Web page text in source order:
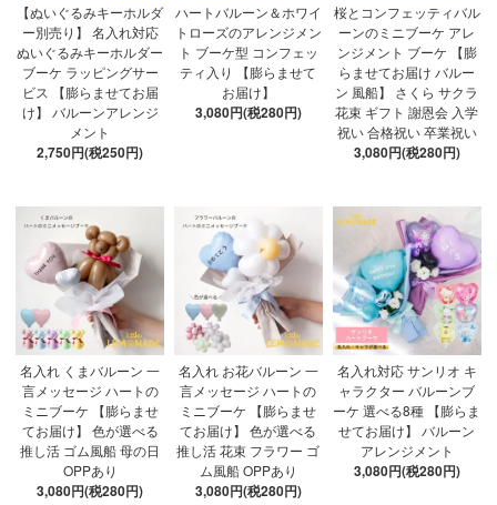
【ぬいぐるみキーホルダ
ー別売り】 名入れ対応
ぬいぐるみキーホルダー
ブーケ ラッピングサー
ビス 【膨らませてお届
け】 バルーンアレンジ
メント
2,750円(税250円)
ハートバルーン＆ホワイ
トローズのアレンジメン
ト ブーケ型 コンフェッ
ティ入り 【膨らませて
お届け】
3,080円(税280円)
桜とコンフェッティバル
ーンのミニブーケ アレ
ンジメント ブーケ 【膨
らませてお届け バルー
ン 風船】 さくら サクラ
花束 ギフト 謝恩会 入学
祝い 合格祝い 卒業祝い
3,080円(税280円)
名入れ くまバルーン 一
言メッセージ ハートの
ミニブーケ 【膨らませ
てお届け】 色が選べる
推し活 ゴム風船 母の日
OPPあり
3,080円(税280円)
名入れ お花バルーン 一
言メッセージ ハートの
ミニブーケ 【膨らませ
てお届け】 色が選べる
推し活 花束 フラワー ゴ
ム風船 OPPあり
3,080円(税280円)
名入れ対応 サンリオ キ
ャラクター バルーンブ
ーケ 選べる8種 【膨らま
せてお届け】 バルーン
アレンジメント
3,080円(税280円)